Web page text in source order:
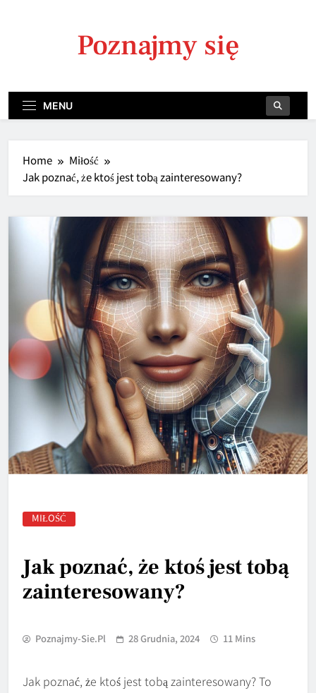
Poznajmy się
MENU
Home
Miłość
Jak poznać, że ktoś jest tobą zainteresowany?
MIŁOŚĆ
Jak poznać, że ktoś jest tobą
zainteresowany?
Poznajmy-Sie.pl 28 Grudnia, 2024 11 Mins
Jak poznać, że ktoś jest tobą zainteresowany? To